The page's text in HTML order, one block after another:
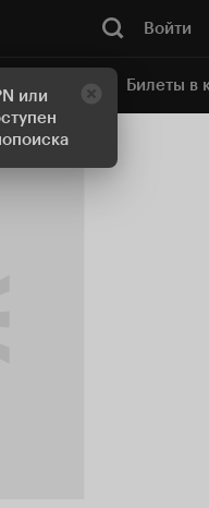
или
Войти
Билеты в